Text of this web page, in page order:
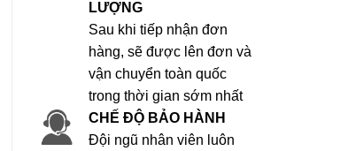
LƯỢNG
Sau khi tiếp nhận đơn
hàng, sẽ được lên đơn và
vận chuyển toàn quốc
trong thời gian sớm nhất
CHẾ ĐỘ BẢO HÀNH
Đội ngũ nhân viên luôn